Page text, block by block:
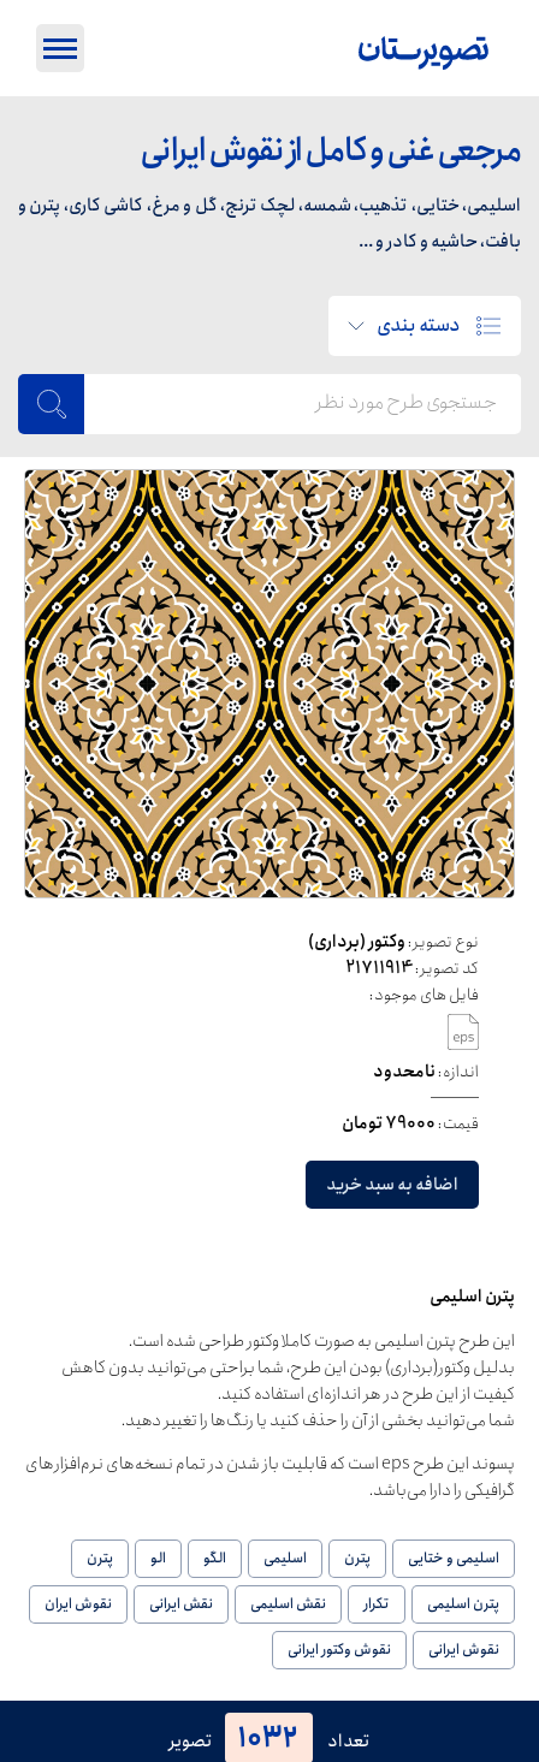
مرجعی غنی و کامل از نقوش ایرانی
اسلیمی، ختایی، تذهیب، شمسه، لچک ترنج، گل و مرغ، کاشی کاری، پترن و
بافت، حاشیه و کادر و ...
دسته بندی
نوع تصویر:وکتور (برداری)
کد تصویر:21711914
فایل های موجود:
اندازه:نامحدود
قیمت:79000 تومان
اضافه به سبد خرید
پترن اسلیمی
این طرح پترن اسلیمی به صورت کاملا وکتور طراحی شده است.
بدلیل وکتور(برداری) بودن این طرح، شما براحتی می‌توانید بدون کاهش
کیفیت از این طرح در هر اندازه‌ای استفاده کنید.
شما می‌توانید بخشی از آن را حذف کنید یا رنگ‌ها را تغییر دهید.
پسوند این طرح eps است که قابلیت باز شدن در تمام نسخه‌های نرم‌افزارهای
گرافیکی را دارا می‌باشد.
اسلیمی و ختایی پترن اسلیمی الگو الو
پترن
پترن اسلیمی
تکرار نقش اسلیمی نقش ایرانی
نقوش ایران
نقوش ایرانی
نقوش وکتور ایرانی
تعداد 1032
تصویر